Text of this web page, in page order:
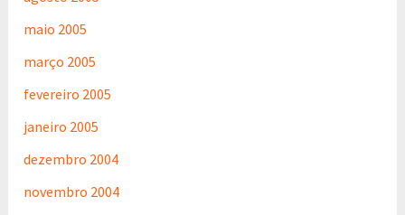
maio 2005
março 2005
fevereiro 2005
janeiro 2005
dezembro 2004
novembro 2004